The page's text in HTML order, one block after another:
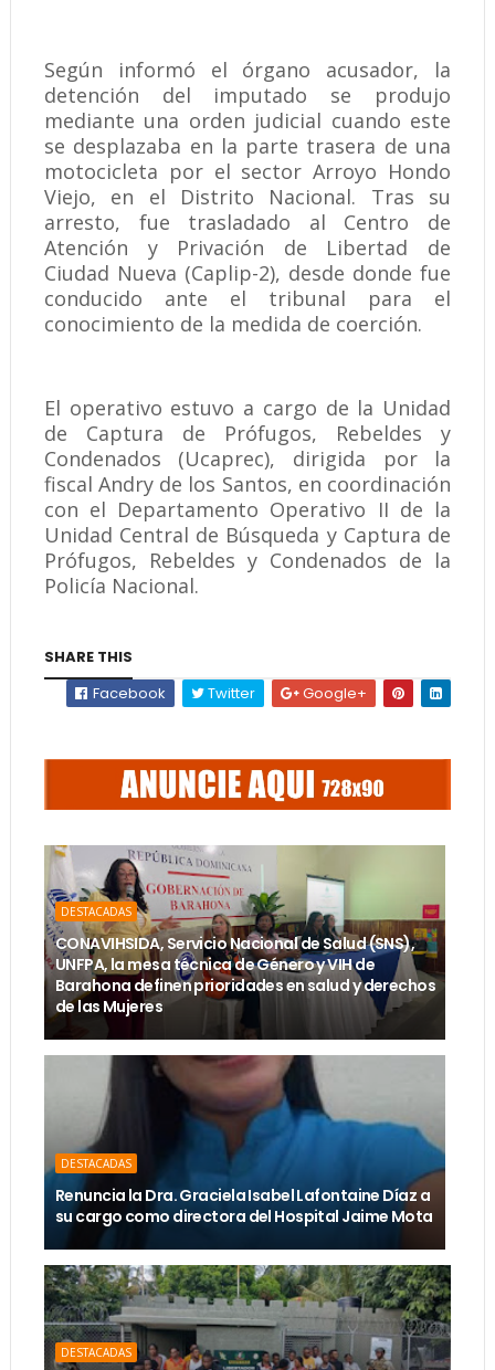
Según informó el órgano acusador, la
detención del imputado se produjo
mediante una orden judicial cuando este
se desplazaba en la parte trasera de una
motocicleta por el sector Arroyo Hondo
Viejo, en el Distrito Nacional. Tras su
arresto, fue trasladado al Centro de
Atención y Privación de Libertad de
Ciudad Nueva (Caplip-2), desde donde fue
conducido ante el tribunal para el
conocimiento de la medida de coerción.
El operativo estuvo a cargo de la Unidad
de Captura de Prófugos, Rebeldes y
Condenados (Ucaprec), dirigida por la
fiscal Andry de los Santos, en coordinación
con el Departamento Operativo II de la
Unidad Central de Búsqueda y Captura de
Prófugos, Rebeldes y Condenados de la
Policía Nacional.
SHARE THIS
Facebook
Twitter Google+
DESTACADAS
CONAVIHSIDA, Servicio Nacional de Salud (SNS),
UNFPA, la mesa técnica de Género y VIH de
Barahona definen prioridades en salud y derechos
de las Mujeres
DESTACADAS
Renuncia la Dra. Graciela Isabel Lafontaine Díaz a
su cargo como directora del Hospital Jaime Mota
DESTACADAS